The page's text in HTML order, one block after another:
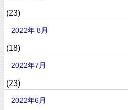
(23)
2022年 8月
(18)
2022年7月
(23)
2022年6月